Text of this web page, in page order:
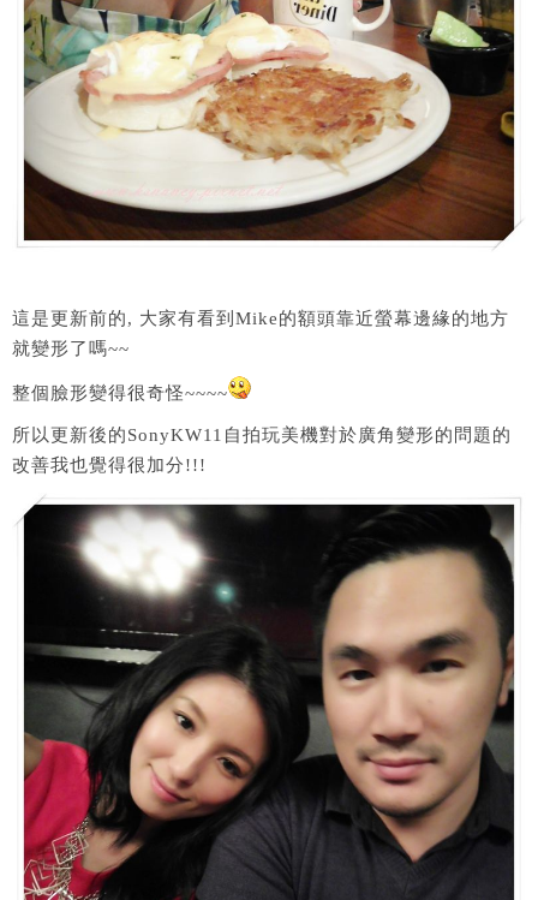
這是更新前的, 大家有看到Mike的額頭靠近螢幕邊緣的地方
就變形了嗎~~
整個臉形變得很奇怪~~~~
所以更新後的SonyKW11自拍玩美機對於廣角變形的問題的
改善我也覺得很加分!!!